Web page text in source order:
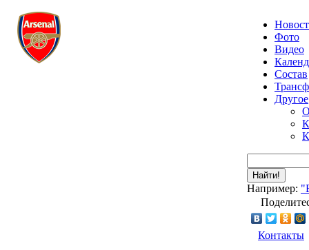
Фото
Видео
Состав
Другое
Найти!
Например:
Контакты